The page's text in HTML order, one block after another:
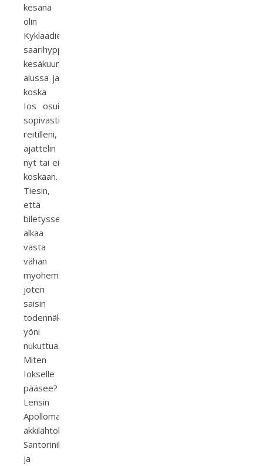
kesänä
olin
Kyklaadien
saarihyppelyllä
kesäkuun
alussa ja
koska
Ios osui
sopivasti
reitilleni,
ajattelin
nyt tai ei
koskaan.
Tiesin,
että
biletyssesonki
alkaa
vasta
vähän
myöhemmin,
joten
saisin
todennäköisesti
yöni
nukuttua.
Miten
Iokselle
pääsee?
Lensin
Apollomatkojen
äkkilähtölennolla
Santorinille
ja